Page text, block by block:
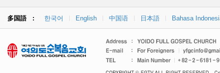
多国語 : 한국어 English 中国语 日本語 Bahasa